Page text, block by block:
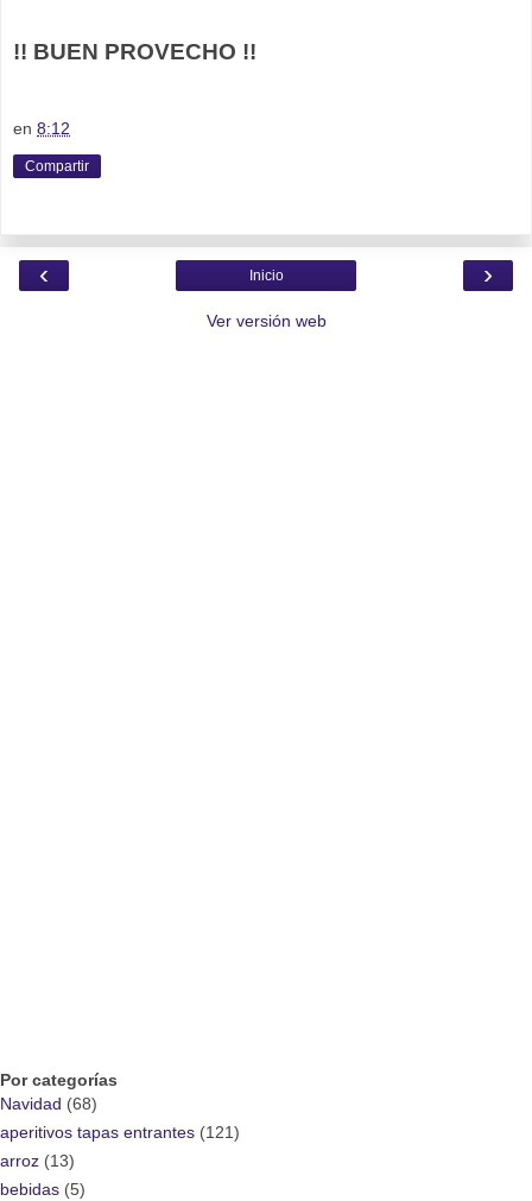
!! BUEN PROVECHO !!
en 8:12
Compartir
‹ ›
Inicio
Ver versión web
Por categorías
Navidad (68)
aperitivos tapas entrantes (121)
arroz (13)
bebidas (5)